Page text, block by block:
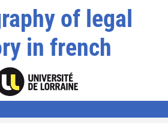
of legal
in french